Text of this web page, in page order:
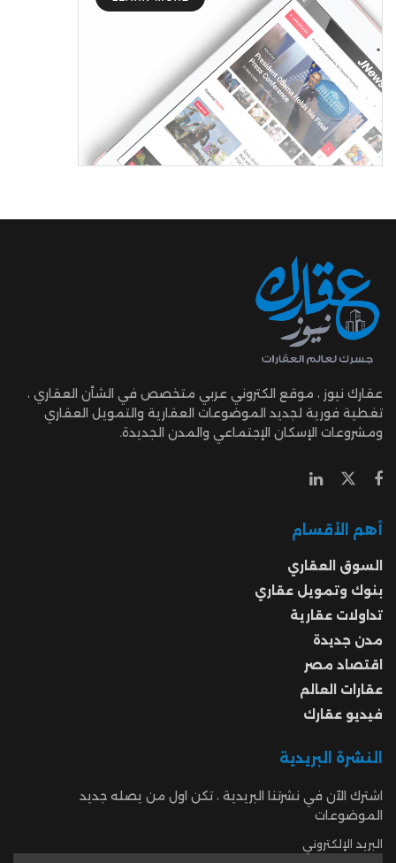
عقارك نيوز ، موقع الكتروني عربي متخصص في الشأن العقاري ،
تغطية فورية لجديد الموضوعات العقارية والتمويل العقاري
ومشروعات الإسكان الإجتماعي والمدن الجديدة.
أهم الأقسام
السوق العقاري
بنوك وتمويل عقاري
تداولات عقارية
مدن جديدة
اقتصاد مصر
عقارات العالم
فيديو عقارك
النشرة البريدية
اشترك الآن في نشرتنا البريدية ، تكن اول من يصله جديد
الموضوعات
البريد الإلكتروني